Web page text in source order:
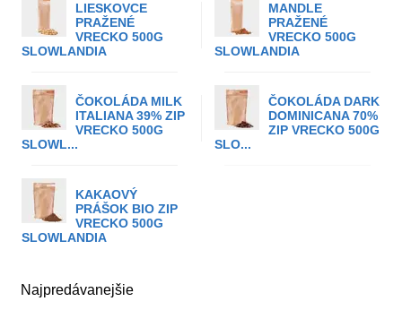
LIESKOVCE
PRAŽENÉ
VRECKO 500G
SLOWLANDIA
MANDLE
PRAŽENÉ
VRECKO 500G
SLOWLANDIA
ČOKOLÁDA MILK
ITALIANA 39% ZIP
VRECKO 500G
SLOWL...
ČOKOLÁDA DARK
DOMINICANA 70%
ZIP VRECKO 500G
SLO...
KAKAOVÝ
PRÁŠOK BIO ZIP
VRECKO 500G
SLOWLANDIA
Najpredávanejšie